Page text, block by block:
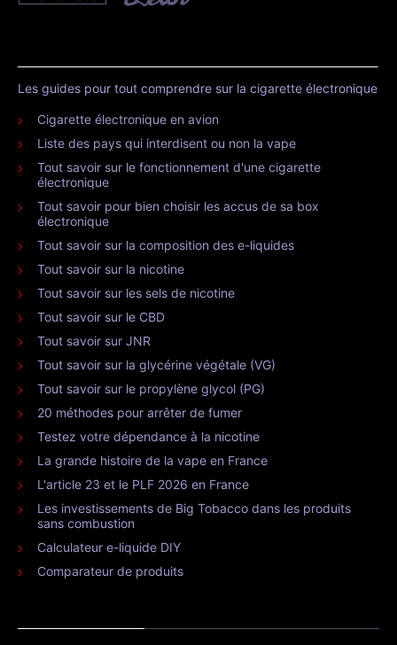
Les guides pour tout comprendre sur la cigarette électronique
Cigarette électronique en avion
Liste des pays qui interdisent ou non la vape
Tout savoir sur le fonctionnement d'une cigarette
électronique
Tout savoir pour bien choisir les accus de sa box
électronique
Tout savoir sur la composition des e-liquides
Tout savoir sur la nicotine
Tout savoir sur les sels de nicotine
Tout savoir sur le CBD
Tout savoir sur JNR
Tout savoir sur la glycérine végétale (VG)
Tout savoir sur le propylène glycol (PG)
20 méthodes pour arrêter de fumer
Testez votre dépendance à la nicotine
La grande histoire de la vape en France
L'article 23 et le PLF 2026 en France
Les investissements de Big Tobacco dans les produits
sans combustion
Calculateur e-liquide DIY
Comparateur de produits